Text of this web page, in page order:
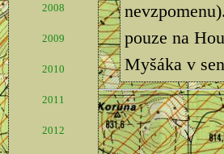
2008
2009
2010
2011
2012
pouze na
Myšáka v